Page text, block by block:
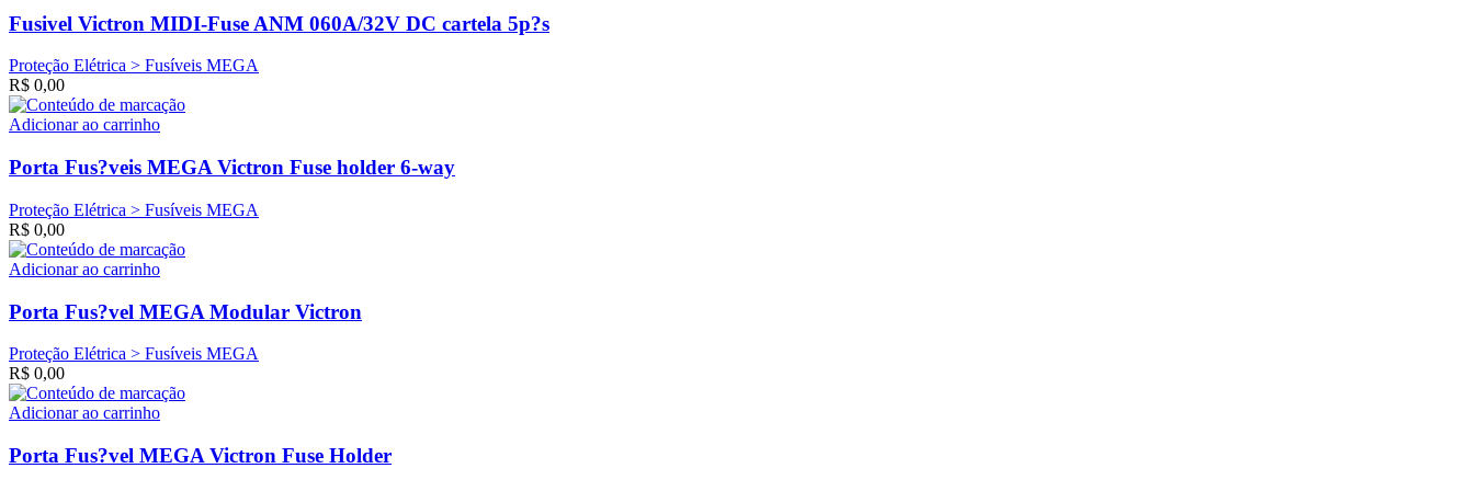
Fusivel Victron MIDI-Fuse ANM 060A/32V DC cartela 5p?s
Proteção Elétrica > Fusíveis MEGA
R$ 0,00
Adicionar ao carrinho
Porta Fus?veis MEGA Victron Fuse holder 6-way
Proteção Elétrica > Fusíveis MEGA
R$ 0,00
Adicionar ao carrinho
Porta Fus?vel MEGA Modular Victron
Proteção Elétrica > Fusíveis MEGA
R$ 0,00
Adicionar ao carrinho
Porta Fus?vel MEGA Victron Fuse Holder